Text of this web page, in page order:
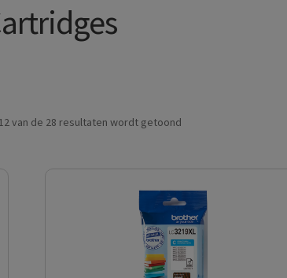
van de 28 resultaten wordt getoond